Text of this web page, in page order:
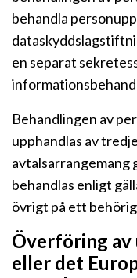
behandla
en separat
Behandlingen av
upphandlas av
behandlas enligt
övrigt på ett
Överföring
eller det